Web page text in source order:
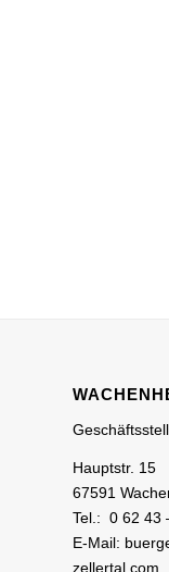
Hauptstr. 15
67591
Tel.: 0 62 43
E-Mail:
zellertal.com